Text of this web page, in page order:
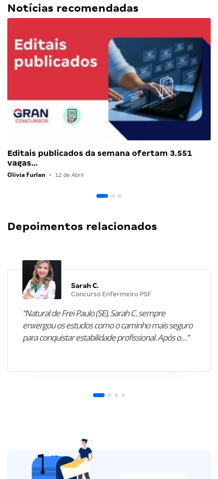
Notícias recomendadas
Editais publicados da semana ofertam 3.551
vagas…
Olivia Furlan • 12 de Abril
Depoimentos relacionados
Sarah C.
Concurso Enfermeiro PSF
“Natural de Frei Paulo (SE), Sarah C. sempre
enxergou os estudos como o caminho mais seguro
para conquistar estabilidade profissional. Após o…”